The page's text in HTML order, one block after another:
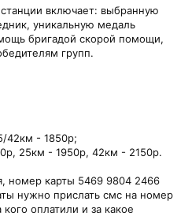
включает: выбранную
уникальную медаль
бригадой скорой помощи,
групп.
42км - 1850р;
25км - 1950р, 42км - 2150р.
номер карты 5469 9804 2466
нужно прислать смс на номер
оплатили и за какое